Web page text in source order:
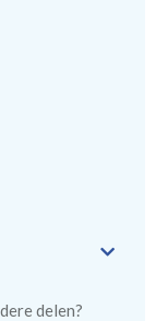
delen?